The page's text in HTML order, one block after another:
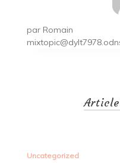
par Romain
Uncategorized